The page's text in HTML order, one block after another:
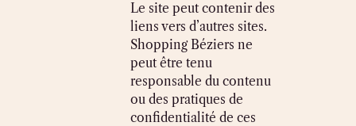
Le site peut contenir des
liens vers d’autres sites.
Shopping Béziers ne
peut être tenu
responsable du contenu
ou des pratiques de
confidentialité de ces